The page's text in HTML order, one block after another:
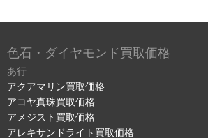
色石・ダイヤモンド買取価格
あ行
アクアマリン買取価格
アコヤ真珠買取価格
アメジスト買取価格
アレキサンドライト買取価格